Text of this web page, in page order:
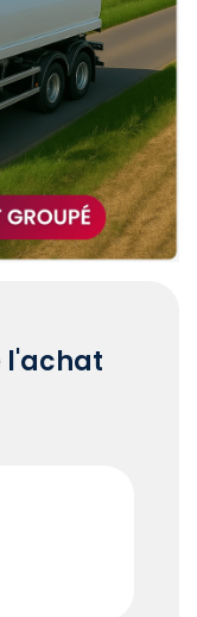
l'achat